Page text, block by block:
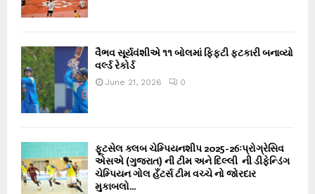
વૈભવ સૂર્યવંશીએ ૧૧ બોલમાં ફિફ્ટી ફટકારી બનાવ્યો
વર્લ્ડ રેકોર્ડ
June 21, 2026 0
ફૂટસેલ ક્લબ ચેમ્પિયનશીપ 2025-26ઃપ્રોગ્રેસિવ
એસએ (ગુજરાત) ની ટીમ અને દિલ્લી ની ડીફેન્ડિંગ
ચેમ્પિયન ગોલ હઁટર્સ ટીમ વચ્ચે નો જોરદાર
મુકાબલો...